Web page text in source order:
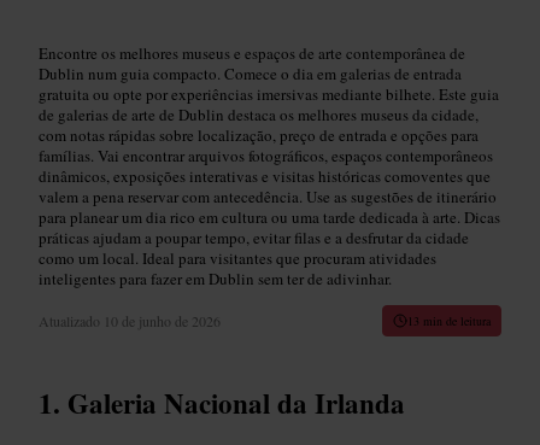
Encontre os melhores museus e espaços de arte contemporânea de
Dublin num guia compacto. Comece o dia em galerias de entrada
gratuita ou opte por experiências imersivas mediante bilhete. Este guia
de galerias de arte de Dublin destaca os melhores museus da cidade,
com notas rápidas sobre localização, preço de entrada e opções para
famílias. Vai encontrar arquivos fotográficos, espaços contemporâneos
dinâmicos, exposições interativas e visitas históricas comoventes que
valem a pena reservar com antecedência. Use as sugestões de itinerário
para planear um dia rico em cultura ou uma tarde dedicada à arte. Dicas
práticas ajudam a poupar tempo, evitar filas e a desfrutar da cidade
como um local. Ideal para visitantes que procuram atividades
inteligentes para fazer em Dublin sem ter de adivinhar.
Atualizado 10 de junho de 2026 13 min de leitura
Galeria Nacional da Irlanda